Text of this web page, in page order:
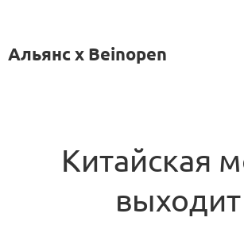
Альянс x Beinopen
Китайская
выходит